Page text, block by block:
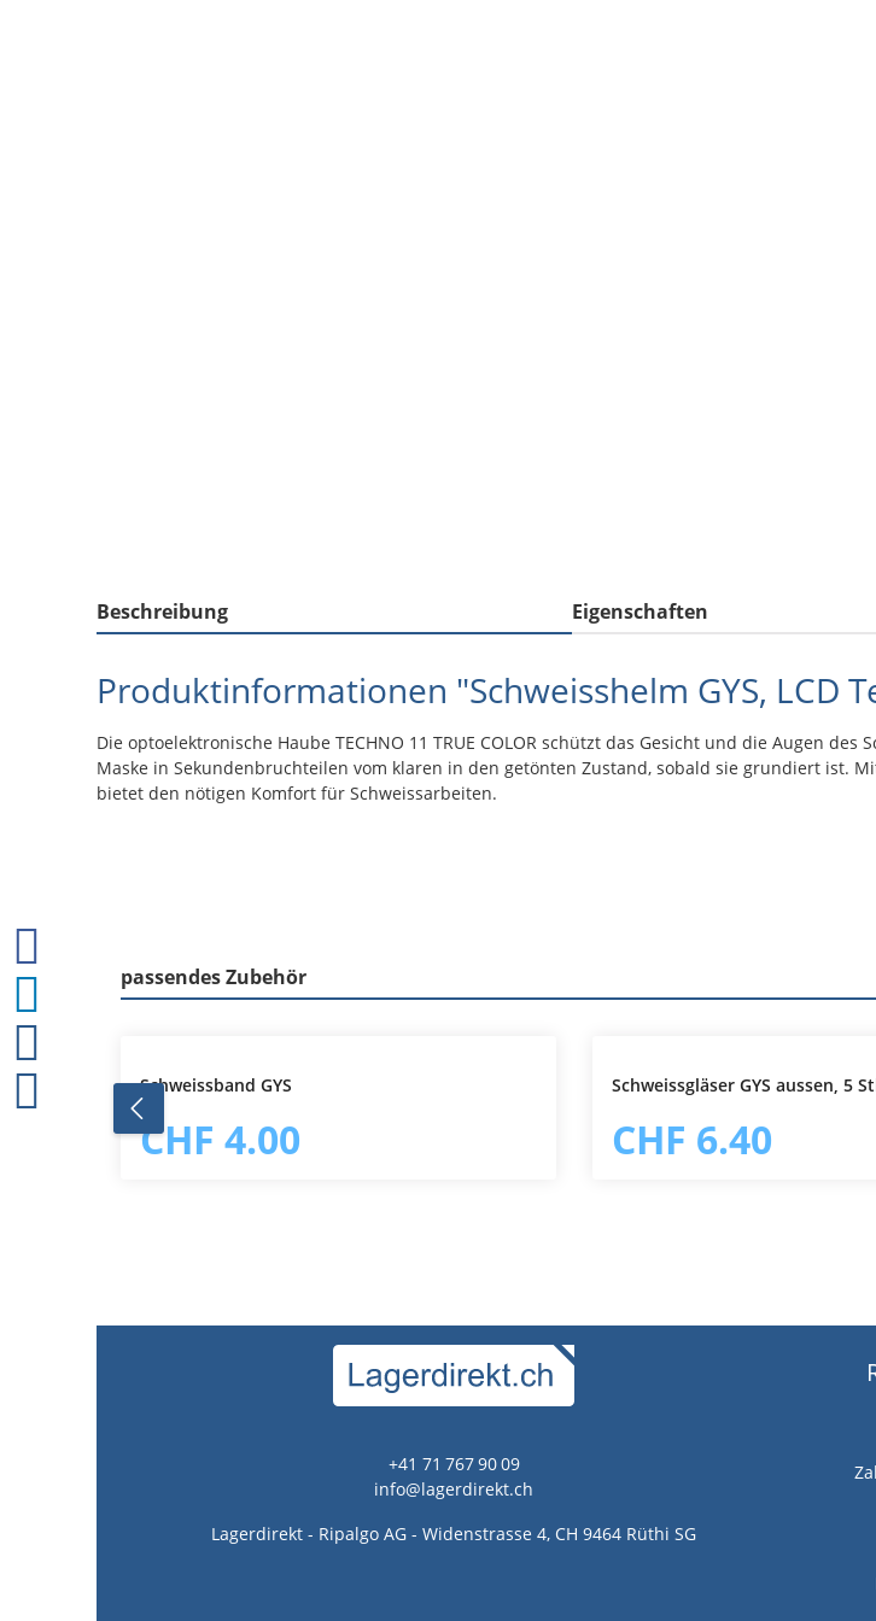
Beschreibung Eigenschaften
Produktinformationen "Schweisshelm GYS, LCD
Die optoelektronische Haube TECHNO 11 TRUE COLOR schützt das Gesicht und die Augen
Maske in Sekundenbruchteilen vom klaren in den getönten Zustand, sobald sie grundiert ist.
bietet den nötigen Komfort für Schweissarbeiten.
passendes Zubehör
Schweissband GYS
CHF 4.00
Schweissgläser GYS aussen, 5
CHF 6.40
+41 71 767 90 09
info@lagerdirekt.ch
Lagerdirekt - Ripalgo AG - Widenstrasse 4, CH 9464 Rüthi SG